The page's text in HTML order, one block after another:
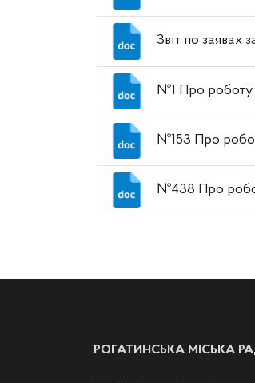
Звіт по заявах
№1 Про роботу
№153 Про
№438 Про
РОГАТИНСЬКА МІСЬКА